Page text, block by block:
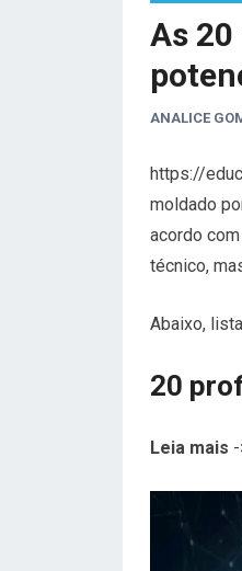
As
ANALICE
https://
moldado
acordo
técnico,
Abaixo,
20
Leia mais